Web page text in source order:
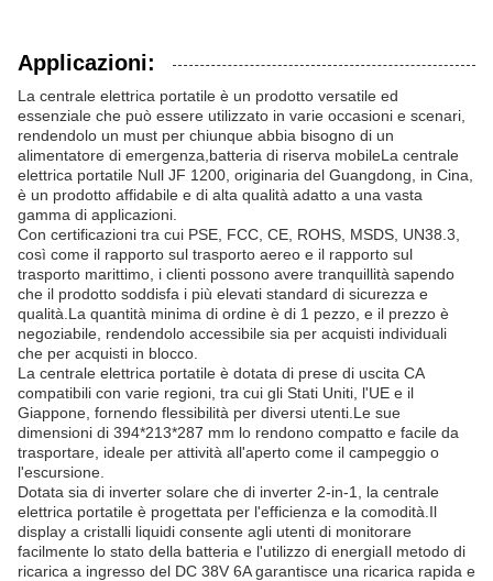
Applicazioni:
La centrale elettrica portatile è un prodotto versatile ed
essenziale che può essere utilizzato in varie occasioni e scenari,
rendendolo un must per chiunque abbia bisogno di un
alimentatore di emergenza,batteria di riserva mobileLa centrale
elettrica portatile Null JF 1200, originaria del Guangdong, in Cina,
è un prodotto affidabile e di alta qualità adatto a una vasta
gamma di applicazioni.
Con certificazioni tra cui PSE, FCC, CE, ROHS, MSDS, UN38.3,
così come il rapporto sul trasporto aereo e il rapporto sul
trasporto marittimo, i clienti possono avere tranquillità sapendo
che il prodotto soddisfa i più elevati standard di sicurezza e
qualità.La quantità minima di ordine è di 1 pezzo, e il prezzo è
negoziabile, rendendolo accessibile sia per acquisti individuali
che per acquisti in blocco.
La centrale elettrica portatile è dotata di prese di uscita CA
compatibili con varie regioni, tra cui gli Stati Uniti, l'UE e il
Giappone, fornendo flessibilità per diversi utenti.Le sue
dimensioni di 394*213*287 mm lo rendono compatto e facile da
trasportare, ideale per attività all'aperto come il campeggio o
l'escursione.
Dotata sia di inverter solare che di inverter 2-in-1, la centrale
elettrica portatile è progettata per l'efficienza e la comodità.Il
display a cristalli liquidi consente agli utenti di monitorare
facilmente lo stato della batteria e l'utilizzo di energiaIl metodo di
ricarica a ingresso del DC 38V 6A garantisce una ricarica rapida e